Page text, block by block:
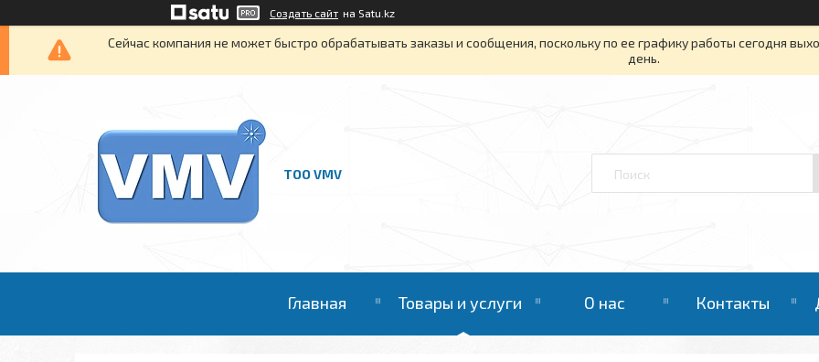
Создать сайт на Satu.kz
Сейчас компания не может быстро обрабатывать заказы и сообщения, поскольку по ее графику работы сегодня
день.
ТОО VMV
Главная Товары и услуги О нас Контакты